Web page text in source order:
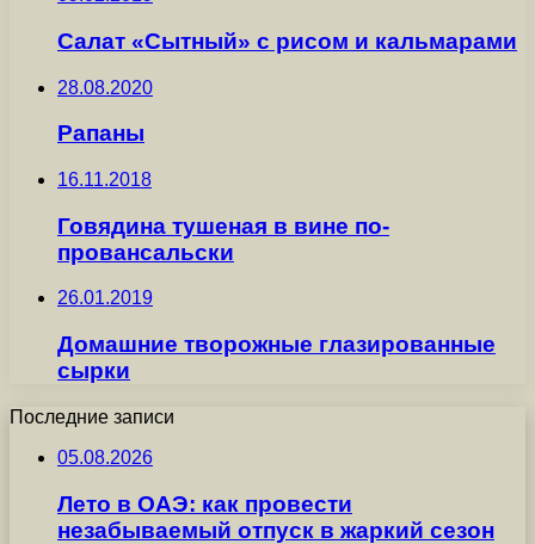
Салат «Сытный» с рисом и кальмарами
28.08.2020
Рапаны
16.11.2018
Говядина тушеная в вине по-
провансальски
26.01.2019
Домашние творожные глазированные
сырки
Последние записи
05.08.2026
Лето в ОАЭ: как провести
незабываемый отпуск в жаркий сезон